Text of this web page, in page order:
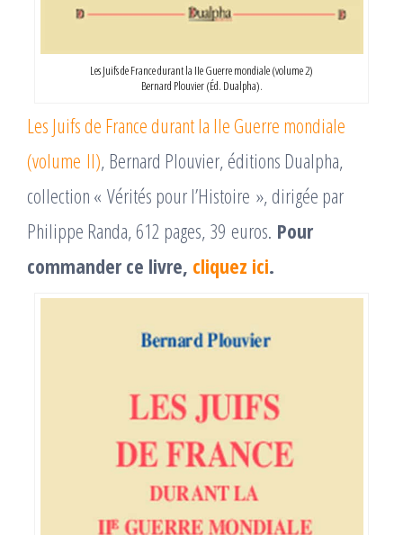
Les Juifs de France durant la IIe Guerre mondiale (volume 2)
Bernard Plouvier (Éd. Dualpha).
Les Juifs de France durant la IIe Guerre mondiale
(volume II), Bernard Plouvier, éditions Dualpha,
collection « Vérités pour l’Histoire », dirigée par
Philippe Randa, 612 pages, 39 euros. Pour
commander ce livre, cliquez ici.